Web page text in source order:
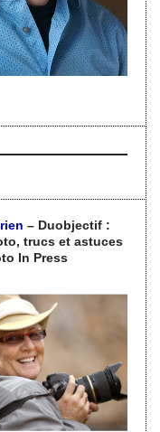
– Duobjectif :
trucs et astuces
In Press